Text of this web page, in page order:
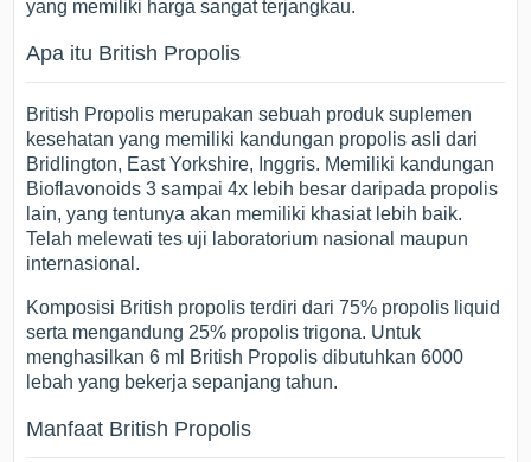
yang memiliki harga sangat terjangkau.
Apa itu British Propolis
British Propolis merupakan sebuah produk suplemen
kesehatan yang memiliki kandungan propolis asli dari
Bridlington, East Yorkshire, Inggris. Memiliki kandungan
Bioflavonoids 3 sampai 4x lebih besar daripada propolis
lain, yang tentunya akan memiliki khasiat lebih baik.
Telah melewati tes uji laboratorium nasional maupun
internasional.
Komposisi British propolis terdiri dari 75% propolis liquid
serta mengandung 25% propolis trigona. Untuk
menghasilkan 6 ml British Propolis dibutuhkan 6000
lebah yang bekerja sepanjang tahun.
Manfaat British Propolis